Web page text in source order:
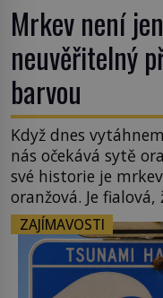
Mrkev není
neuvěřitelný
barvou
Když dnes
nás očekává sytě
své historie je
oranžová. Je
téměř černá. Až
šlechtění se z ní
zahradu ani
ZAJÍMAVOSTI